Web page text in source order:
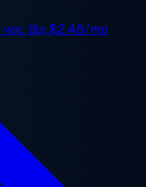
Від$2.48/mo